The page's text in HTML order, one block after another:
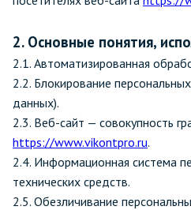
2. Основные понятия,
2.1. Автоматизированная
2.2. Блокирование
данных).
2.3. Веб-сайт — совокупность
https://www.vikontpro.ru.
2.4. Информационная система
технических средств.
2.5. Обезличивание